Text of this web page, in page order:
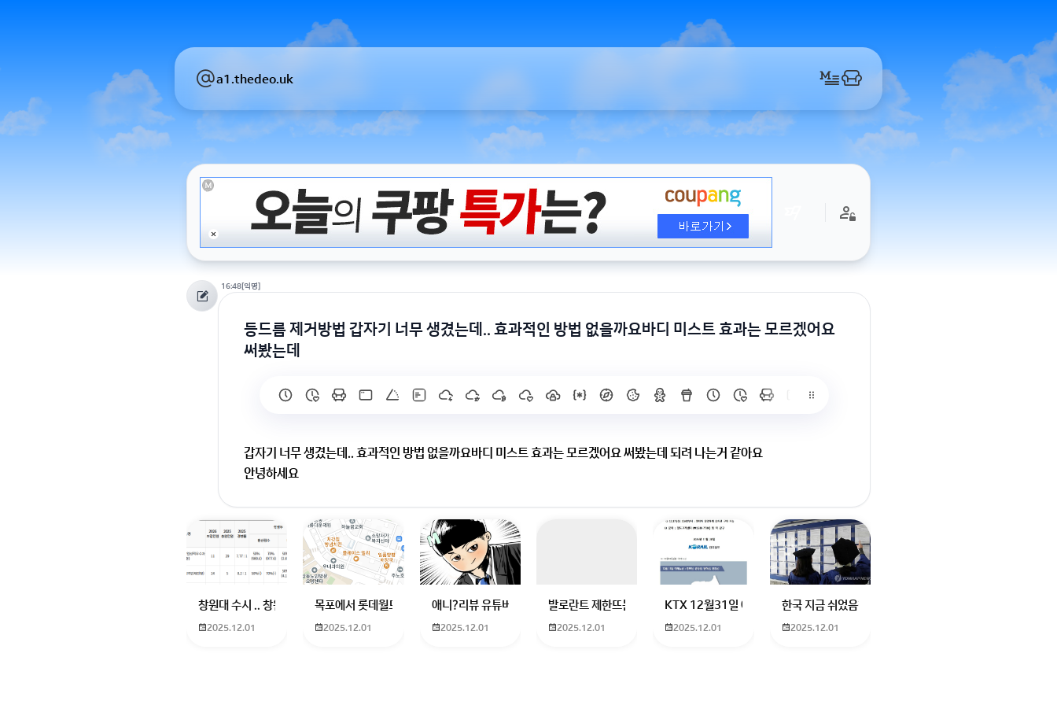
a1.thedeo.uk
16:48[익명]
등드름 제거방법 갑자기 너무 생겼는데.. 효과적인 방법 없을까요바디 미스트 효과는 모르겠어요
써봤는데
갑자기 너무 생겼는데.. 효과적인 방법 없을까요바디 미스트 효과는 모르겠어요 써봤는데 되려 나는거 같아요
안녕하세요
저도 여러 등드름 미스트 뿐만아니라
창원대 수시 .. 창원대를 목표로 하고 있는 09년생입니다 지금 제 내신이 5등급제 기준으로
2025.12.01
목포에서 롯데월드 가는 법 목포 버스 터미널에서 롯데월드로 갈 수 있는 경로 알려주세요
2025.12.01
애니?리뷰 유튜버 찾아주세요ㅠㅠ 무슨 검정머리 남자 캐릭터에 더빙하신분도 남자였던거같은데기승전결로 나눠서 기. 하고 설명하고
2025.12.01
발로란트 제한뜨는데 어떻게 해야하나요? 친구가 발로란트 한번해보자고 계정 빌려줬는데 제한이라고 접속이 안
2025.12.01
KTX 12월31일 예매 수원이나 서울에서 부산으로 가는 열차를 예매하려고 하는데 언
2025.12.01
한국 지금 쉬었음청년40만명이라는데 4년대학졸업생이 많
2025.12.01